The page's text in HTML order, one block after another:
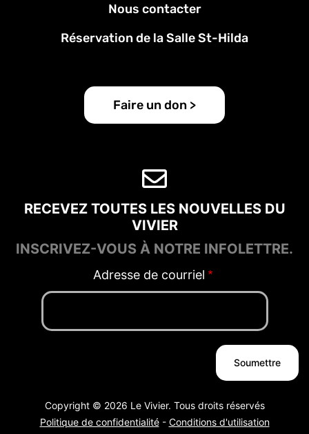
Nous contacter
Réservation de la Salle St-Hilda
Faire un don >
RECEVEZ TOUTES LES NOUVELLES DU
VIVIER
INSCRIVEZ-VOUS À NOTRE INFOLETTRE.
Adresse de courriel
Copyright © 2026 Le Vivier. Tous droits réservés
Politique de confidentialité- Conditions d'utilisation